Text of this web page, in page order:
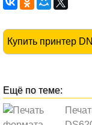
Купить принтер